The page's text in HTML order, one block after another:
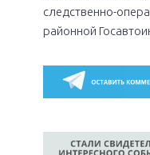
следственно-
районной